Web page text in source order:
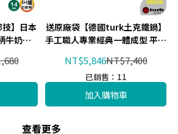
技】日本
牛奶鍋
送原廠袋【德國turk土克鐵鍋】
手工職人專業經典一體成型 平底
NT$5,846NT$7,400
已銷售：11
加入購物車
查看更多